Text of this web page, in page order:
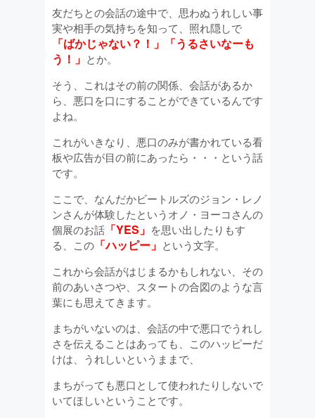
友だちとの会話の途中で、思わぬうれしい事
実や相手の気持ちを知って、照れ隠しで
「ばかじゃない？！」「うるさいなーも
う！」 とか。
そう、これはその前の関係、会話があるか
ら、悪口を口にすることができているんです
よね。
これがいきなり、悪口のみが書かれている看
板や広告が目の前にあったら・・・という話
です。
ここで、なんだかビートルズのジョン・レノ
ンさんが体験したというオノ・ヨーコさんの
個展のお話 「YES」 を思い出したりもす
る、この 「ハッピー」 という文字。
これから会話がはじまるかもしれない、その
前のあいさつや、スタートの合図のような言
葉にも思えてきます。
まちがいないのは、会話の中で悪口でうれし
さを伝えることはあっても、このハッピーだ
けは、うれしいというままで、
まちがっても悪口として使われたりしないで
いてほしいということです。